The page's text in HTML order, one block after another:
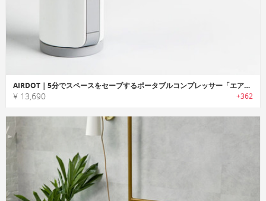
AIRDOT｜5分でスペースをセーブするポータブルコンプレッサー「エアドット」
¥ 13,690 +362